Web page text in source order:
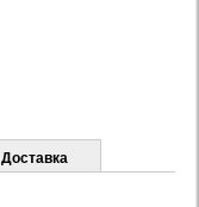
Доставка